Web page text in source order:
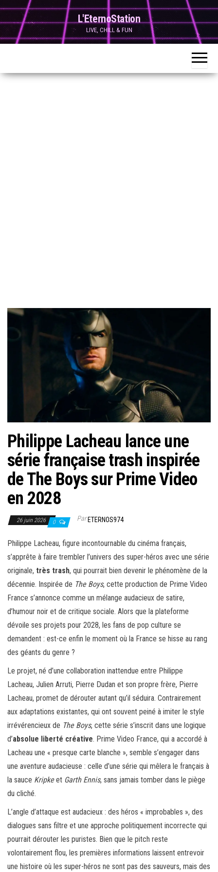
Skip
to
content
L'EternoStation
LIVE, CHILL & FUN
Philippe Lacheau lance une
série française trash inspirée
de The Boys sur Prime Video
en 2028
26 juin 2026 0 ParETERNOS974
Philippe Lacheau, figure incontournable du cinéma français,
s’apprête à faire trembler l’univers des super-héros avec une série
originale, très trash, qui pourrait bien devenir le phénomène de la
décennie. Inspirée de The Boys, cette production de Prime Video
France s’annonce comme un mélange audacieux de satire,
d’humour noir et de critique sociale. Alors que la plateforme
dévoile ses projets pour 2028, les fans de pop culture se
demandent : est-ce enfin le moment où la France se hisse au rang
des géants du genre ?
Le projet, né d’une collaboration inattendue entre Philippe
Lacheau, Julien Arruti, Pierre Dudan et son propre frère, Pierre
Lacheau, promet de dérouter autant qu’il séduira. Contrairement
aux adaptations existantes, qui ont souvent peiné à imiter le style
irrévérencieux de The Boys, cette série s’inscrit dans une logique
d’absolue liberté créative. Prime Video France, qui a accordé à
Lacheau une « presque carte blanche », semble s’engager dans
une aventure audacieuse : celle d’une série qui mêlera le français à
la sauce Kripkeet Garth Ennis, sans jamais tomber dans le piège
du cliché.
L’angle d’attaque est audacieux : des héros « improbables », des
dialogues sans filtre et une approche politiquement incorrecte qui
pourrait dérouter les puristes. Bien que le pitch reste
volontairement flou, les premières informations laissent entrevoir
une histoire où les super-héros ne sont pas des sauveurs, mais des